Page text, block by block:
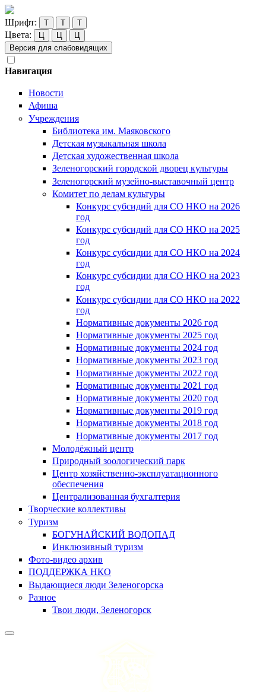
Шрифт: Т Т Т
Цвета: Ц Ц
Ц
Версия для слабовидящих
Навигация
Новости
Афиша
Учреждения
Библиотека им. Маяковского
Детская музыкальная школа
Детская художественная школа
Зеленогорский городской дворец культуры
Зеленогорский музейно-выставочный центр
Комитет по делам культуры
Конкурс субсидий для СО НКО на 2026
год
Конкурс субсидий для СО НКО на 2025
год
Конкурс субсидии для СО НКО на 2024
год
Конкурс субсидии для СО НКО на 2023
год
Конкурс субсидии для СО НКО на 2022
год
Нормативные документы 2026 год
Нормативные документы 2025 год
Нормативные документы 2024 год
Нормативные документы 2023 год
Нормативные документы 2022 год
Нормативные документы 2021 год
Нормативные документы 2020 год
Нормативные документы 2019 год
Нормативные документы 2018 год
Нормативные документы 2017 год
Молодёжный центр
Природный зоологический парк
Центр хозяйственно-эксплуатационного
обеспечения
Централизованная бухгалтерия
Творческие коллективы
Туризм
БОГУНАЙСКИЙ ВОДОПАД
Инклюзивный туризм
Фото-видео архив
ПОДДЕРЖКА НКО
Выдающиеся люди Зеленогорска
Разное
Твои люди, Зеленогорск